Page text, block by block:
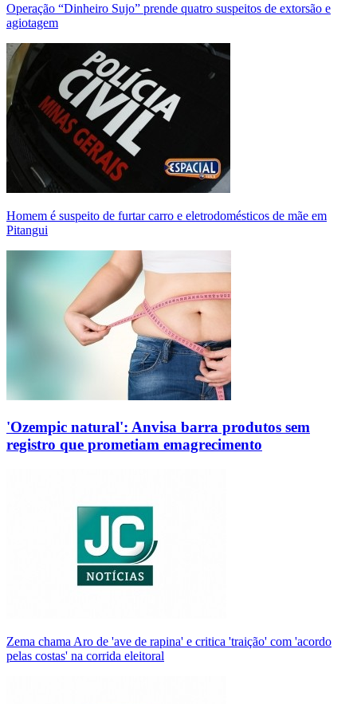
Operação “Dinheiro Sujo” prende quatro suspeitos de extorsão e
agiotagem
Homem é suspeito de furtar carro e eletrodomésticos de mãe em
Pitangui
'Ozempic natural': Anvisa barra produtos sem
registro que prometiam emagrecimento
Zema chama Aro de 'ave de rapina' e critica 'traição' com 'acordo
pelas costas' na corrida eleitoral